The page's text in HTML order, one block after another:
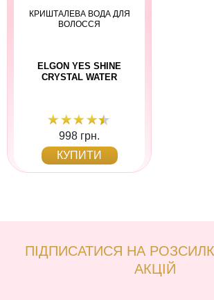
КРИШТАЛЕВА ВОДА ДЛЯ
ВОЛОССЯ
ELGON YES SHINE
CRYSTAL WATER
998 грн.
КУПИТИ
ПІДПИСАТИСЯ НА
АКЦІЙ